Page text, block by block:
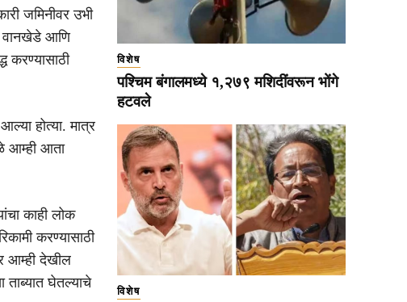
जमिनीवर उभी
वानखेडे आणि
करण्यासाठी
होत्या. मात्र
आम्ही आता
काही लोक
करण्यासाठी
आम्ही देखील
ताब्यात घेतल्याचे
विशेष
पश्चिम बंगालमध्ये १,२७९ मशिदींवरून भोंगे
हटवले
विशेष